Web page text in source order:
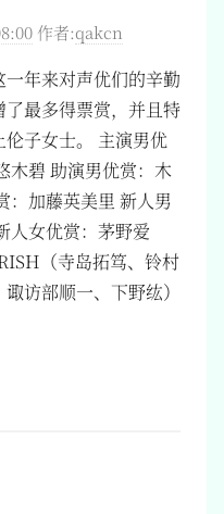
作者:qakcn
年来对声优们的辛勤
最多得票赏，并且特
子女士。 主演男优
木碧 助演男优赏：木
：加藤英美里 新人男
人女优赏：茅野爱
（寺岛拓笃、铃村
访部顺一、下野纮）